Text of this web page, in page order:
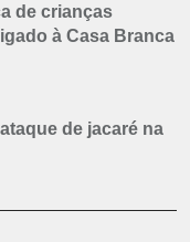
de crianças
à Casa Branca
de jacaré na